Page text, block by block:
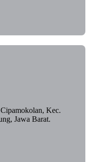
Kec.
Jawa Barat.